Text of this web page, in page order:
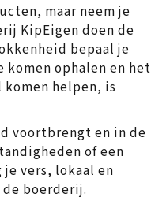
maar neem je
KipEigen doen de
bepaal je
ophalen en het
helpen, is
voortbrengt en in de
of een
vers, lokaal en
boerderij.